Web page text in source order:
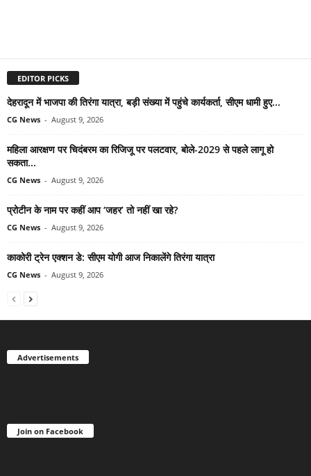
EDITOR PICKS
देहरादून में भाजपा की तिरंगा यात्रा, बड़ी संख्या में पहुंचे कार्यकर्ता, सीएम धामी हुए...
CG News - August 9, 2026
महिला आरक्षण पर चिदंबरम का रिजिजू पर पलटवार, बोले-2029 से पहले लागू हो
सकता...
CG News - August 9, 2026
प्रोटीन के नाम पर कहीं आप ‘जहर’ तो नहीं खा रहे?
CG News - August 9, 2026
काकोरी ट्रेन एक्शन डे: सीएम योगी आज निकालेंगे तिरंगा यात्रा
CG News - August 9, 2026
Advertisements
Join on Facebook